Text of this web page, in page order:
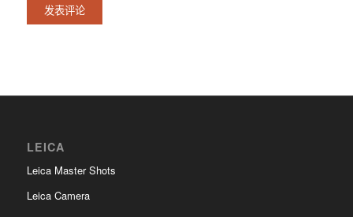
LEICA
Leica Master Shots
Leica Camera